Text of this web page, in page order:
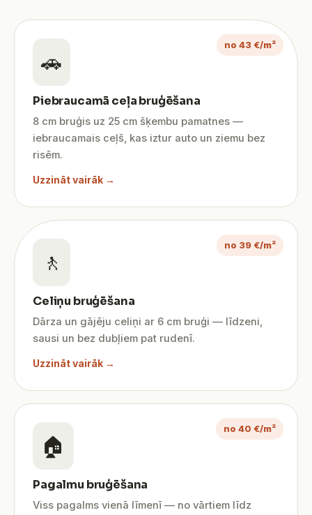
no 43 €/m²
🚗
Piebraucamā ceļa bruģēšana
8 cm bruģis uz 25 cm šķembu pamatnes —
iebraucamais ceļš, kas iztur auto un ziemu bez
risēm.
Uzzināt vairāk →
no 39 €/m²
🚶
Celiņu bruģēšana
Dārza un gājēju celiņi ar 6 cm bruģi — līdzeni,
sausi un bez dubļiem pat rudenī.
Uzzināt vairāk →
no 40 €/m²
🏠
Pagalmu bruģēšana
Viss pagalms vienā līmenī — no vārtiem līdz